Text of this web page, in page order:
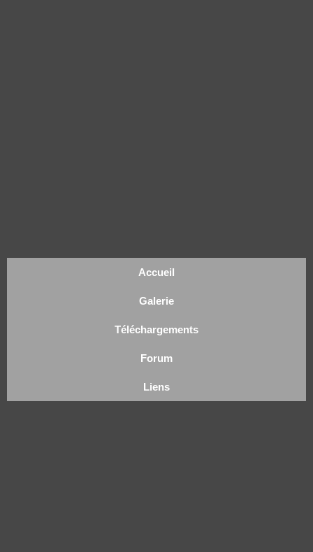
Accueil
Galerie
Téléchargements
Forum
Liens